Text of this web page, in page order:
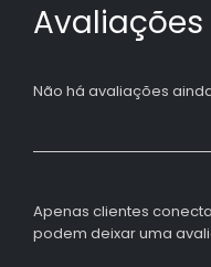
Avaliações
Não há avaliações
Apenas clientes
podem deixar uma